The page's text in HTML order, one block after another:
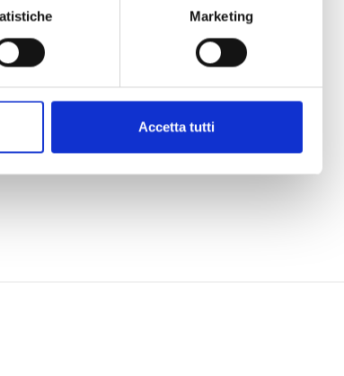
Marketing
Accetta tutti